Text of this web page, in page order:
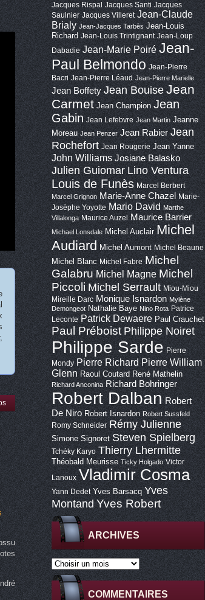
Jacques Rispal Jacques Santi Jacques
Saulnier Jacques Villeret Jean-Claude
Brialy Jean-Jacques Tarbès Jean-Louis
Richard Jean-Louis Trintignant Jean-Loup
Dabadie Jean-Marie Poiré Jean-
Paul Belmondo Jean-Pierre
Bacri Jean-Pierre Léaud Jean-Pierre Marielle
Jean Boffety Jean BouiseJean
Carmet Jean Champion Jean
Gabin Jean Lefebvre Jean Martin Jeanne
Moreau Jean Penzer Jean Rabier Jean
Rochefort Jean Rougerie Jean Yanne
John Williams Josiane Balasko
Julien Guiomar Lino Ventura
Louis de Funès Marcel Berbert
Marcel Grignon Marie-Anne Chazel
Marie-
Josèphe Yoyotte Mario David Marthe
Villalonga Maurice Auzel Maurice Barrier
Michael Lonsdale Michel Auclair Michel
Audiard Michel Aumont Michel Beaune
Michel Blanc Michel Fabre Michel
Galabru Michel Magne Michel
Piccoli Michel Serrault Miou-Miou
Mireille Darc Monique Isnardon Mylène
Demongeot Nathalie Baye Nino Rota Patrice
Leconte Patrick Dewaere Paul Crauchet
Paul Préboist Philippe Noiret
Philippe Sarde Pierre
Mondy Pierre Richard Pierre William
Glenn Raoul Coutard René Mathelin
Richard Anconina Richard Bohringer
Robert Dalban Robert
De Niro Robert Isnardon Robert Sussfeld
Romy Schneider Rémy Julienne
Simone Signoret Steven Spielberg
Tchéky Karyo Thierry Lhermitte
Théobald Meurisse Ticky Holgado Victor
Lanoux Vladimir Cosma
Yann Dedet Yves Barsacq Yves
Montand Yves Robert
ARCHIVES
COMMENTAIRES